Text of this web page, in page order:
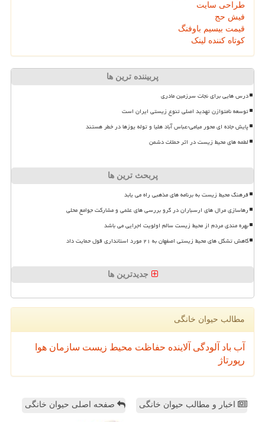
طراحی سایت
فیش حج
قیمت بیسیم باوفنگ
کوتاه کننده لینک
پربیننده ترین ها
درس هایی برای نجات سرزمین مادری
توسعه نامتوازن تهدید اصلی تنوع زیستی ایران است
پایش جاده ای محور میامی-عباس آباد هلیا و توله یوزها در خطر هستند
لطمه های محیط زیست در اثر حملات دشمن
پربحث ترین ها
فرهنگ محیط زیست به برنامه های مذهبی راه می یابد
رهاسازی مرال های ارسباران در گرو بررسی های علمی و مشارکت جوامع محلی
بهره مندی مردم از محیط زیست سالم اولویت اجرایی می باشد
کاهش تشکل های محیط زیستی اصفهان به ۲۱ مورد استانداری قول حمایت داد
جدیدترین ها
مطالب حیوان خانگی
آب باد آلودگی آلاینده حفاظت محیط زیست سازمان هوا
رپورتاژ
اخبار و مطالب حیوان خانگی صفحه اصلی حیوان خانگی